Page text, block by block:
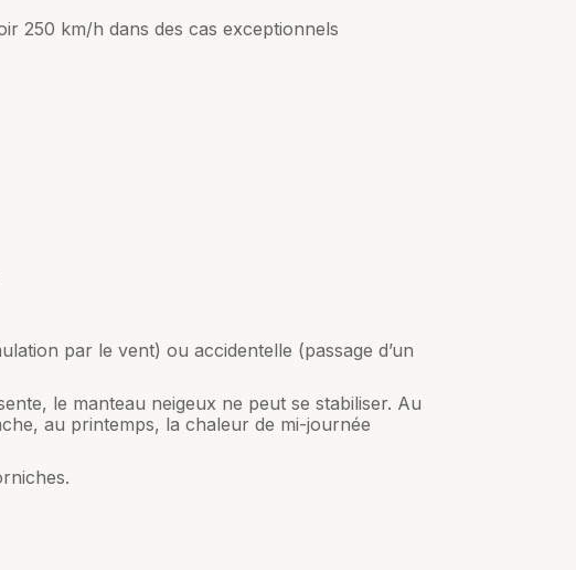
250 km/h dans des cas exceptionnels
par le vent) ou accidentelle (passage d’un
le manteau neigeux ne peut se stabiliser. Au
au printemps, la chaleur de mi-journée